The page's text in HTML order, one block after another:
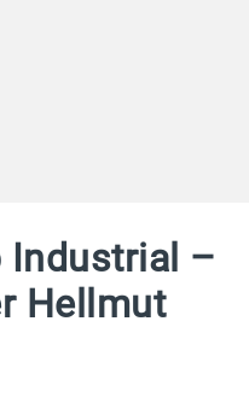
Industrial –
Hellmut